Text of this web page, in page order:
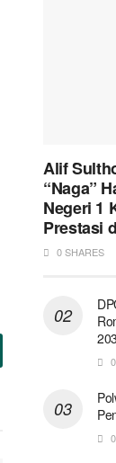
Alif
“Naga”
Negeri 1
Prestasi
0 SHARES